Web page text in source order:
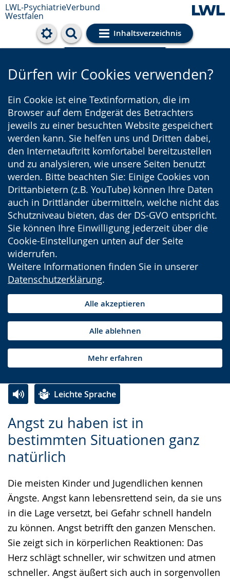
LWL-PsychiatrieVerbund
Westfalen
Inhaltsverzeichnis
Cookie-Einstellungen
Dürfen wir Cookies verwenden?
Ein Cookie ist eine Textinformation, die im
Browser auf dem Endgerät des Betrachters
jeweils zu einer besuchten Website gespeichert
werden kann. Sie helfen uns und Dritten dabei,
den Internetauftritt komfortabel bereitzustellen
und zu analysieren, wie unsere Seiten benutzt
werden. Bitte beachten Sie: Einige Cookies von
Drittanbietern (z.B. YouTube) können Ihre Daten
auch in Drittländer übermitteln, welche nicht das
Schutzniveau bieten, das der DS-GVO entspricht.
Sie können Ihre Einwilligung jederzeit über die
Cookie-Einstellungen unten auf der Seite
widerrufen.
Weitere Informationen finden Sie in unserer
Datenschutzerklärung.
Alle akzeptieren
Alle ablehnen
Mehr erfahren
Angst zu haben ist in
bestimmten Situationen ganz
natürlich
Die meisten Kinder und Jugendlichen kennen
Ängste. Angst kann lebensrettend sein, da sie uns
in die Lage versetzt, bei Gefahr schnell handeln
zu können. Angst betrifft den ganzen Menschen.
Sie zeigt sich in körperlichen Reaktionen: Das
Herz schlägt schneller, wir schwitzen und atmen
schneller. Angst äußert sich auch in sorgenvollen
Leichte Sprache
Leichten
Sprache
wechseln.
Audio-
Unterstützung.
Video
in
Deutscher
wird
angezeigt.